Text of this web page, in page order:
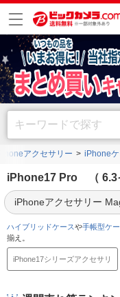
アクセサリー iPhone
iPhone17 Pro （ 6.3
iPhoneアクセサリー
ハイブリッドケースや手帳型ケー
揃え。
iPhone17シリーズアクセサリ